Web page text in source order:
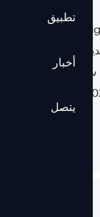
تطبيق
أخبار
يتصل
سيتم عرض